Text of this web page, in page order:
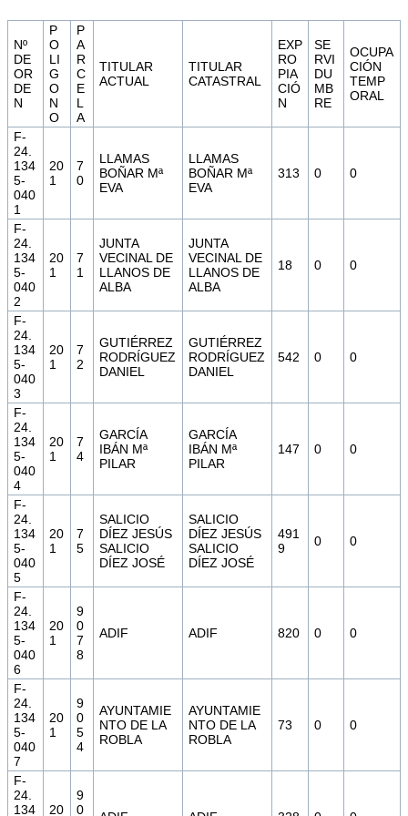
Nº
DE
OR
DE
N
P
O
LI
G
O
N
O
P
A
R
C
E
L
A
TITULAR
ACTUAL
TITULAR
CATASTRAL
EXP
RO
PIA
CIÓ
N
SE
RVI
DU
MB
RE
OCUPA
CIÓN
TEMP
ORAL
F-
24.
134
5-
040
1
20
1
7
0
LLAMAS
BOÑAR Mª
EVA
LLAMAS
BOÑAR Mª
EVA
313 0 0
F-
24.
134
5-
040
2
20
1
7
1
JUNTA
VECINAL DE
LLANOS DE
ALBA
JUNTA
VECINAL DE
LLANOS DE
ALBA
18 0 0
F-
24.
134
5-
040
3
20
1
7
2
GUTIÉRREZ
RODRÍGUEZ
DANIEL
GUTIÉRREZ
RODRÍGUEZ
DANIEL
542 0 0
F-
24.
134
5-
040
4
20
1
7
4
GARCÍA
IBÁN Mª
PILAR
GARCÍA
IBÁN Mª
PILAR
147 0 0
F-
24.
134
5-
040
5
20
1
7
5
SALICIO
DÍEZ JESÚS
SALICIO
DÍEZ JOSÉ
SALICIO
DÍEZ JESÚS
SALICIO
DÍEZ JOSÉ
491
9
0 0
F-
24.
134
5-
040
6
20
1
9
0
7
8
ADIF ADIF 820 0 0
F-
24.
134
5-
040
7
20
1
9
0
5
4
AYUNTAMIE
NTO DE LA
ROBLA
AYUNTAMIE
NTO DE LA
ROBLA
73 0 0
F-
24.
134
20
9
0